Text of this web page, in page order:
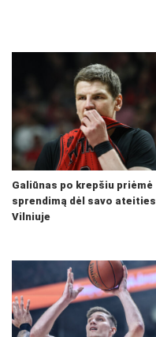
Galiūnas po krepšiu priėmė
sprendimą dėl savo ateities
Vilniuje